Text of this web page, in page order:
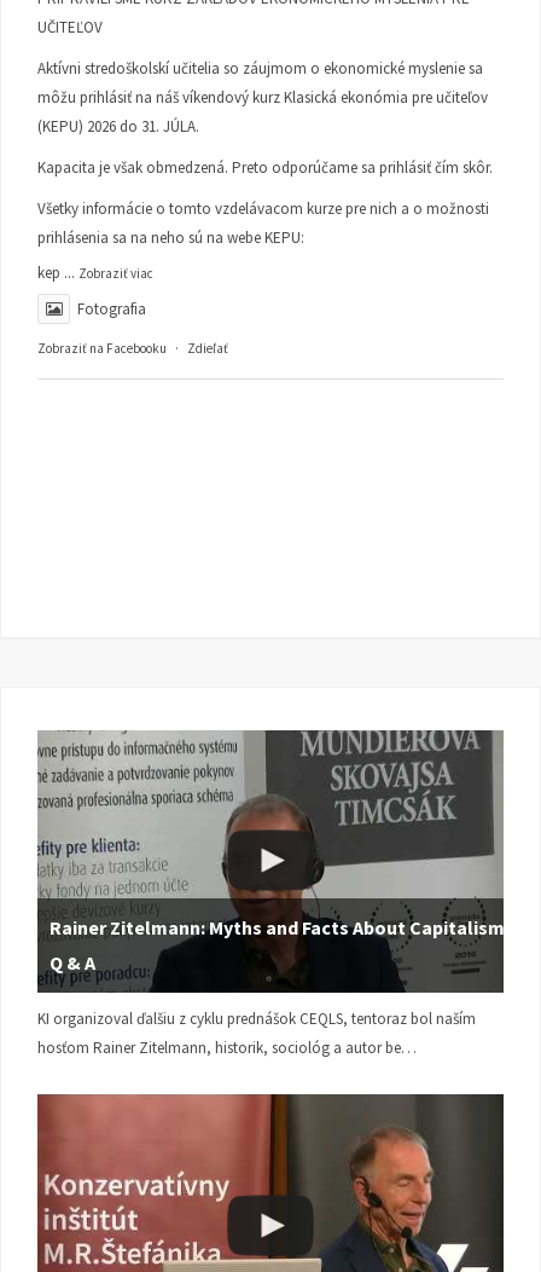
UČITEĽOV
Aktívni stredoškolskí učitelia so záujmom o ekonomické myslenie sa
môžu prihlásiť na náš víkendový kurz Klasická ekonómia pre učiteľov
(KEPU) 2026 do 31. JÚLA.
Kapacita je však obmedzená. Preto odporúčame sa prihlásiť čím skôr.
Všetky informácie o tomto vzdelávacom kurze pre nich a o možnosti
prihlásenia sa na neho sú na webe KEPU:
kep ... Zobraziť viac
Fotografia
Zobraziť na Facebooku · Zdieľať
Rainer Zitelmann: Myths and Facts About Capitalism |
Q & A
KI organizoval ďalšiu z cyklu prednášok CEQLS, tentoraz bol naším
hosťom Rainer Zitelmann, historik, sociológ a autor be…